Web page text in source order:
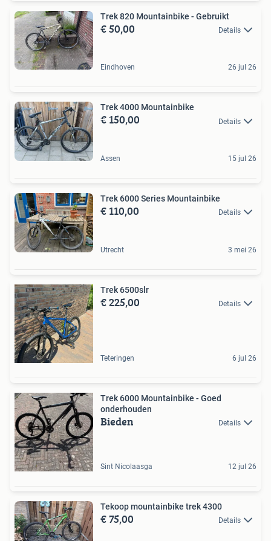
Trek 820 Mountainbike - Gebruikt
€ 50,00 Details
Eindhoven 26 jul 26
Trek 4000 Mountainbike
€ 150,00 Details
Assen 15 jul 26
Trek 6000 Series Mountainbike
€ 110,00 Details
Utrecht 3 mei 26
Trek 6500slr
€ 225,00 Details
Teteringen 6 jul 26
Trek 6000 Mountainbike - Goed
onderhouden
Bieden Details
Sint Nicolaasga 12 jul 26
Tekoop mountainbike trek 4300
€ 75,00 Details